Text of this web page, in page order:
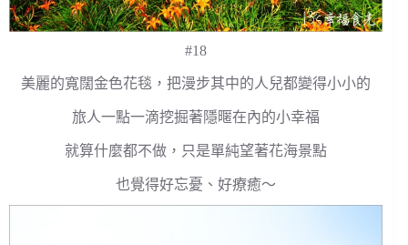
#18
美麗的寬闊金色花毯，把漫步其中的人兒都變得小小的
旅人一點一滴挖掘著隱暱在內的小幸福
就算什麼都不做，只是單純望著花海景點
也覺得好忘憂、好療癒～